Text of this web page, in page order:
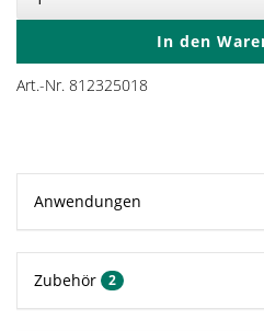
In den
Art.-Nr. 812325018
Anwendungen
Zubehör 2